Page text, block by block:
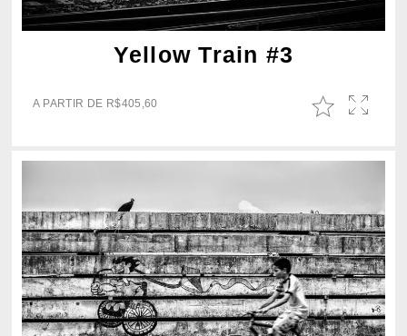
Yellow Train #3
A PARTIR DE R$405,60